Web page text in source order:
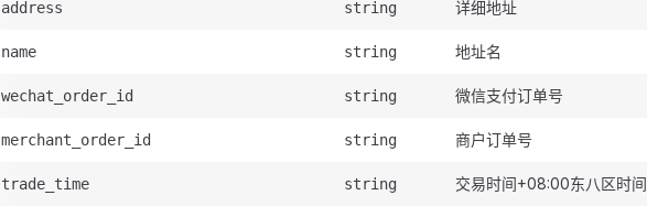
address string 详细地址
name string 地址名
wechat_order_id string 微信支付订单号
merchant_order_id string 商户订单号
trade_time string 交易时间+08:00东八区时间